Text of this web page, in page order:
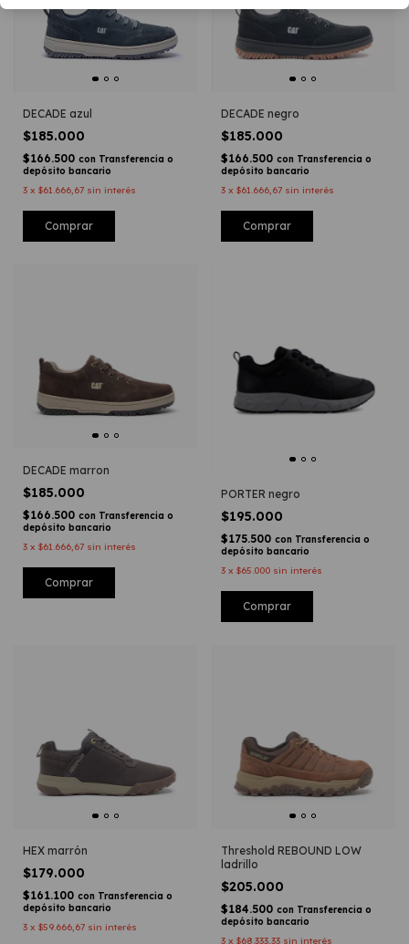
DECADE azul
$185.000
$166.500 con Transferencia o
depósito bancario
3 x $61.666,67 sin interés
Comprar
DECADE negro
$185.000
$166.500 con Transferencia o
depósito bancario
3 x $61.666,67 sin interés
Comprar
DECADE marron
$185.000
$166.500 con Transferencia o
depósito bancario
3 x $61.666,67 sin interés
Comprar
PORTER negro
$195.000
$175.500 con Transferencia o
depósito bancario
3 x $65.000 sin interés
Comprar
HEX marrón
$179.000
$161.100 con Transferencia o
depósito bancario
3 x $59.666,67 sin interés
Threshold REBOUND LOW
ladrillo
$205.000
$184.500 con Transferencia o
depósito bancario
3 x $68.333,33 sin interés